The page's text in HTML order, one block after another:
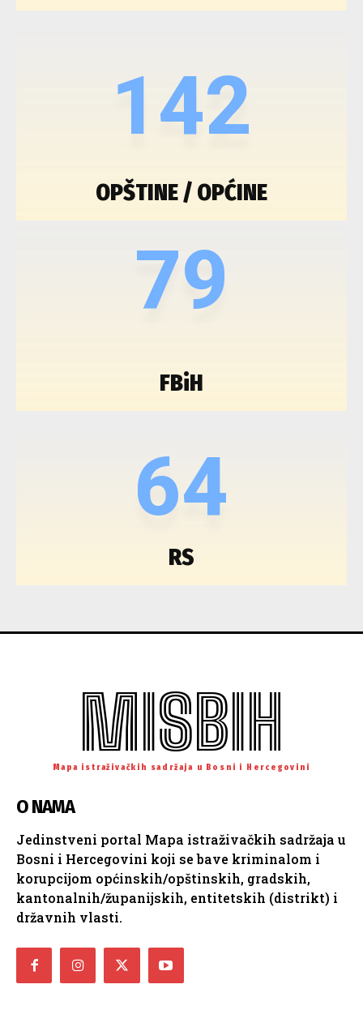
142
OPŠTINE / OPĆINE
79
FBiH
64
RS
MISBIH
Mapa istraživačkih sadržaja u Bosni i Hercegovini
O NAMA
Jedinstveni portal Mapa istraživačkih sadržaja u
Bosni i Hercegovini koji se bave kriminalom i
korupcijom općinskih/opštinskih, gradskih,
kantonalnih/županijskih, entitetskih (distrikt) i
državnih vlasti.